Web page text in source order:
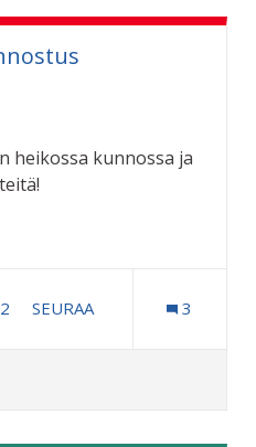
heikossa kunnossa ja
Rakennettu ympäristö
2 2 SEURAAJAA
SEURAA 3